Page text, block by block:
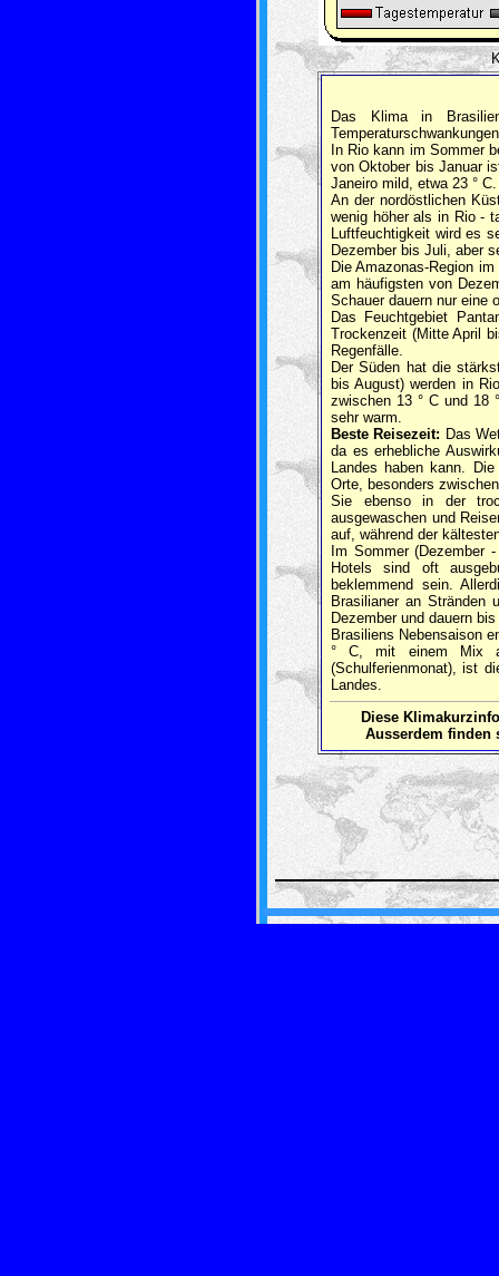
Das Klima in
In Rio kann im Sommer
von Oktober bis Januar
Janeiro mild, etwa 23 ° C.
An der nordöstlichen
wenig höher als in Rio -
Luftfeuchtigkeit wird es
Dezember bis Juli, aber
Die Amazonas-Region
am häufigsten von
Schauer dauern nur eine
Das Feuchtgebiet
Trockenzeit (Mitte April
Regenfälle.
Der Süden hat die
bis August) werden in
zwischen 13 ° C und 18
sehr warm.
Beste Reisezeit: Das
da es erhebliche
Landes haben kann.
Orte, besonders
Sie ebenso in der
ausgewaschen und
auf, während der
Im Sommer (Dezember
Hotels sind oft
beklemmend sein.
Brasilianer an Stränden
Dezember und dauern
Brasiliens Nebensaison
° C, mit einem Mix
(Schulferienmonat), ist
Landes.
Diese
Ausserdem finden